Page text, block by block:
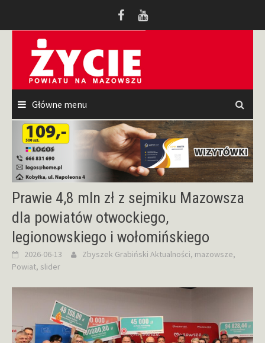
Główne menu
Prawie 4,8 mln zł z sejmiku Mazowsza
dla powiatów otwockiego,
legionowskiego i wołomińskiego
2026-06-13 Zbyszek Grabiński Aktualności, mazowsze,
Powiat, slider